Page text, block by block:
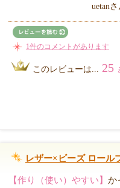
uetan
1件のコメントがあります
このレビューは... 25
レザー×ビーズ ロール
【作り（使い）やすい】 か